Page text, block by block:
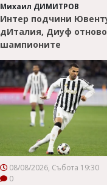
Михаил ДИМИТРОВ
Интер подчини
дИталия, Диуф отново
шампионите
08/08/2026, Събота 19:30
0